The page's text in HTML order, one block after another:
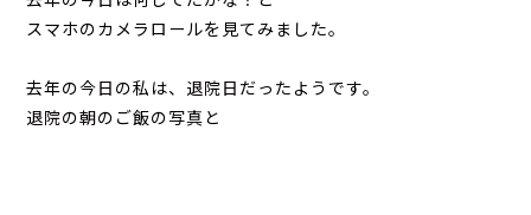
スマホのカメラロールを見てみました。
去年の今日の私は、退院日だったようです。
退院の朝のご飯の写真と